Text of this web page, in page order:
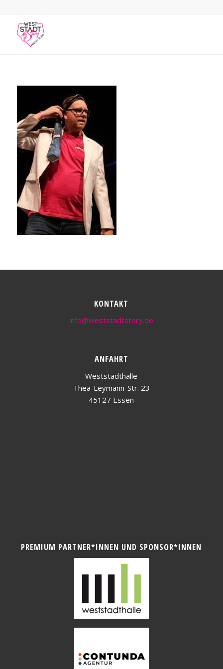
KONTAKT
info@weststadtstory.de
ANFAHRT
Weststadthalle
Thea-Leymann-Str. 23
45127 Essen
PREMIUM PARTNER*INNEN UND SPONSOR*INNEN